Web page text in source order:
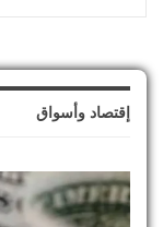
إقتصاد وأسواق